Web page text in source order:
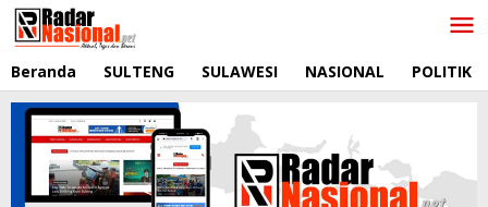
Lewati
ke
Beranda SULTENG SULAWESI NASIONAL POLITIK